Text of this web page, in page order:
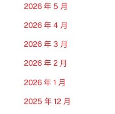
2026 年 5 月
2026 年 4 月
2026 年 3 月
2026 年 2 月
2026 年 1 月
2025 年 12 月